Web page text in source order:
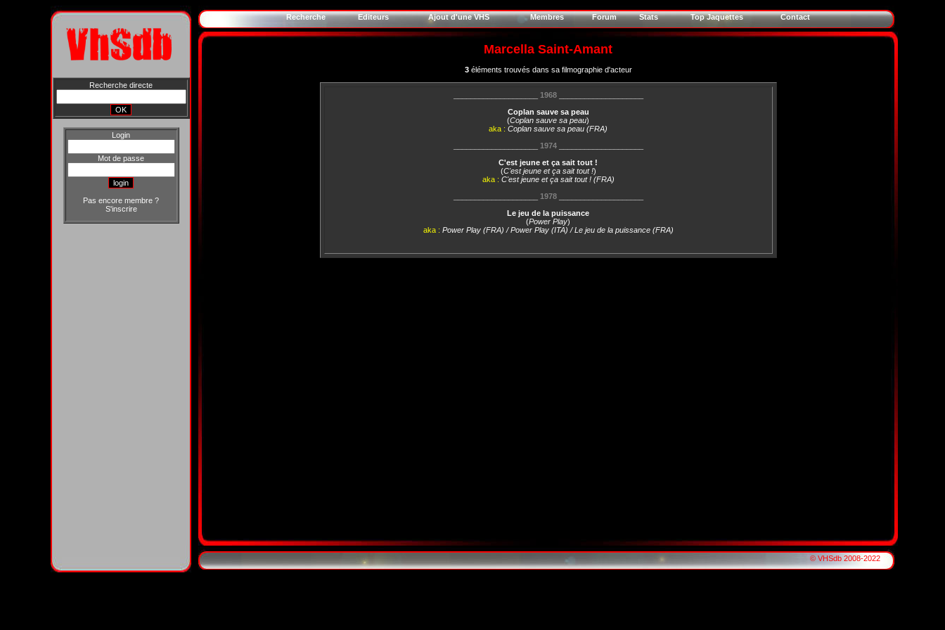
Recherche directe
Login
Mot de passe
Pas encore membre ?
S'inscrire
Recherche Editeurs Ajout d'une VHS Membres Forum Stats Top Jaquettes Contact
Marcella Saint-Amant
3éléments trouvés dans sa filmographie d'acteur
1968____________________
Coplan sauve sa peau
(Coplan sauve sa peau)
aka : Coplan sauve sa peau (FRA)
1974____________________
C'est jeune et ça sait tout !
(C'est jeune et ça sait tout !)
aka : C'est jeune et ça sait tout ! (FRA)
1978____________________
Le jeu de la puissance
(Power Play)
aka : Power Play (FRA) / Power Play (ITA) / Le jeu de la puissance (FRA)
© VHSdb 2008-2022